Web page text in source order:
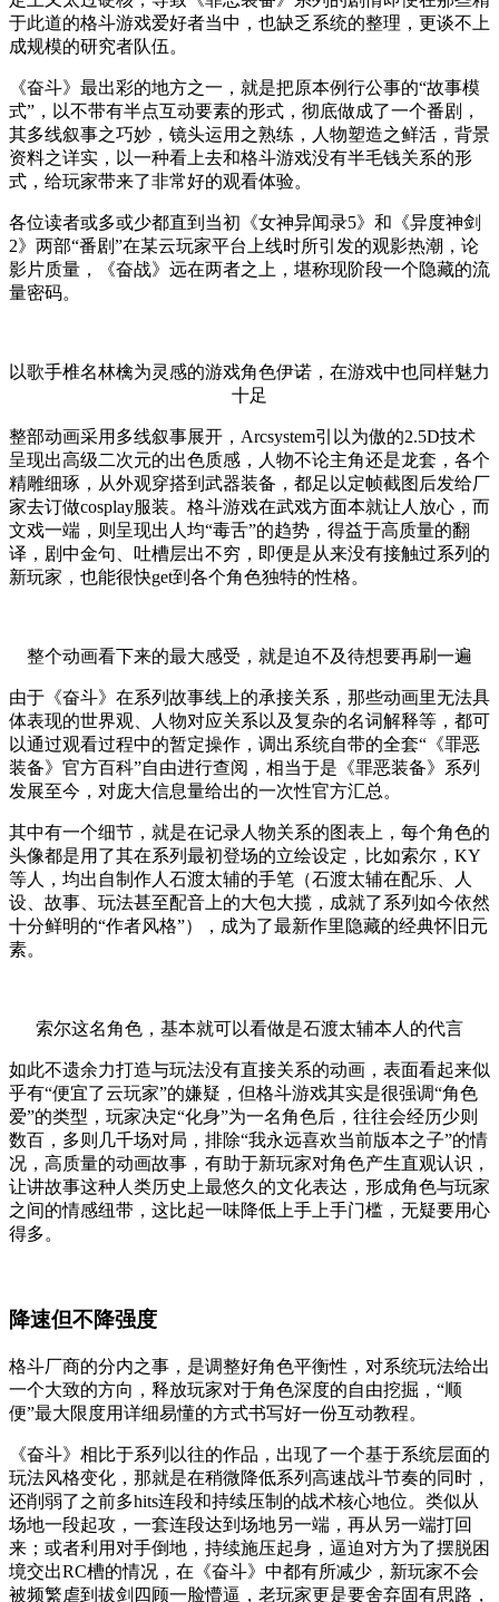
于此道的格斗游戏爱好者当中，也缺乏系统的整理，更谈不上
成规模的研究者队伍。
《奋斗》最出彩的地方之一，就是把原本例行公事的“故事模
式”，以不带有半点互动要素的形式，彻底做成了一个番剧，
其多线叙事之巧妙，镜头运用之熟练，人物塑造之鲜活，背景
资料之详实，以一种看上去和格斗游戏没有半毛钱关系的形
式，给玩家带来了非常好的观看体验。
各位读者或多或少都直到当初《女神异闻录5》和《异度神剑
2》两部“番剧”在某云玩家平台上线时所引发的观影热潮，论
影片质量，《奋战》远在两者之上，堪称现阶段一个隐藏的流
量密码。
以歌手椎名林檎为灵感的游戏角色伊诺，在游戏中也同样魅力
十足
整部动画采用多线叙事展开，Arcsystem引以为傲的2.5D技术
呈现出高级二次元的出色质感，人物不论主角还是龙套，各个
精雕细琢，从外观穿搭到武器装备，都足以定帧截图后发给厂
家去订做cosplay服装。格斗游戏在武戏方面本就让人放心，而
文戏一端，则呈现出人均“毒舌”的趋势，得益于高质量的翻
译，剧中金句、吐槽层出不穷，即便是从来没有接触过系列的
新玩家，也能很快get到各个角色独特的性格。
整个动画看下来的最大感受，就是迫不及待想要再刷一遍
由于《奋斗》在系列故事线上的承接关系，那些动画里无法具
体表现的世界观、人物对应关系以及复杂的名词解释等，都可
以通过观看过程中的暂定操作，调出系统自带的全套“《罪恶
装备》官方百科”自由进行查阅，相当于是《罪恶装备》系列
发展至今，对庞大信息量给出的一次性官方汇总。
其中有一个细节，就是在记录人物关系的图表上，每个角色的
头像都是用了其在系列最初登场的立绘设定，比如索尔，KY
等人，均出自制作人石渡太辅的手笔（石渡太辅在配乐、人
设、故事、玩法甚至配音上的大包大揽，成就了系列如今依然
十分鲜明的“作者风格”），成为了最新作里隐藏的经典怀旧元
素。
索尔这名角色，基本就可以看做是石渡太辅本人的代言
如此不遗余力打造与玩法没有直接关系的动画，表面看起来似
乎有“便宜了云玩家”的嫌疑，但格斗游戏其实是很强调“角色
爱”的类型，玩家决定“化身”为一名角色后，往往会经历少则
数百，多则几千场对局，排除“我永远喜欢当前版本之子”的情
况，高质量的动画故事，有助于新玩家对角色产生直观认识，
让讲故事这种人类历史上最悠久的文化表达，形成角色与玩家
之间的情感纽带，这比起一味降低上手上手门槛，无疑要用心
得多。
降速但不降强度
格斗厂商的分内之事，是调整好角色平衡性，对系统玩法给出
一个大致的方向，释放玩家对于角色深度的自由挖掘，“顺
便”最大限度用详细易懂的方式书写好一份互动教程。
《奋斗》相比于系列以往的作品，出现了一个基于系统层面的
玩法风格变化，那就是在稍微降低系列高速战斗节奏的同时，
还削弱了之前多hits连段和持续压制的战术核心地位。类似从
场地一段起攻，一套连段达到场地另一端，再从另一端打回
来；或者利用对手倒地，持续施压起身，逼迫对方为了摆脱困
境交出RC槽的情况，在《奋斗》中都有所减少，新玩家不会
被频繁虐到拔剑四顾一脸懵逼，老玩家更是要舍弃固有思路，